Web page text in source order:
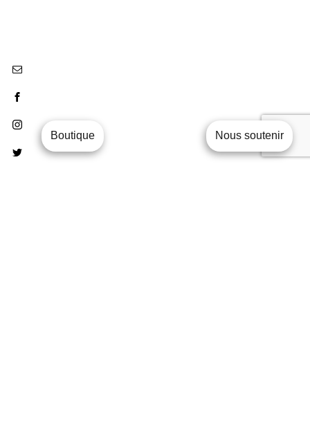
Boutique Nous soutenir